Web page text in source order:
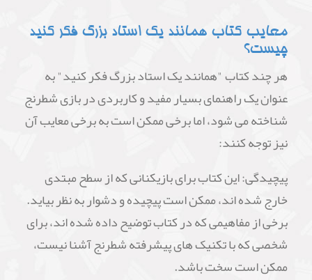
معایب کتاب همانند یک استاد بزرگ فکر کنید
چیست؟
هر چند کتاب "همانند یک استاد بزرگ فکر کنید" به
عنوان یک راهنمای بسیار مفید و کاربردی در بازی شطرنج
شناخته می شود، اما برخی ممکن است به برخی معایب آن
نیز توجه کنند:
پیچیدگی: این کتاب برای بازیکنانی که از سطح مبتدی
خارج شده اند، ممکن است پیچیده و دشوار به نظر بیاید.
برخی از مفاهیمی که در کتاب توضیح داده شده اند، برای
شخصی که با تکنیک های پیشرفته شطرنج آشنا نیست،
ممکن است سخت باشد.